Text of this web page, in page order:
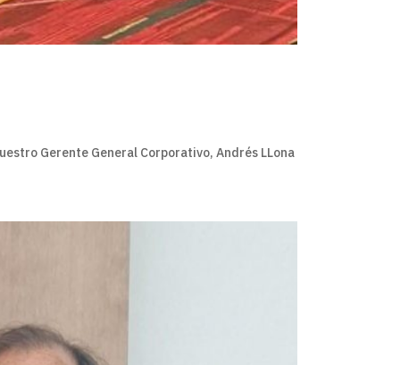
Gerente General Corporativo, Andrés LLona